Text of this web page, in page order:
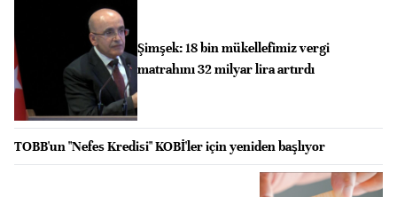
Şimşek: 18 bin mükellefimiz vergi
matrahını 32 milyar lira artırdı
TOBB'un "Nefes Kredisi" KOBİ'ler için yeniden başlıyor